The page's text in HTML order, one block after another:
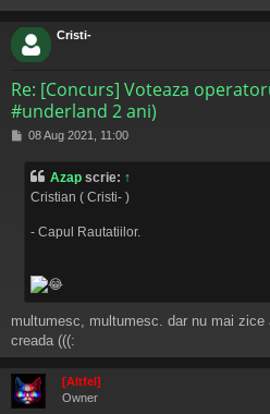
j
Cristi-
Re: [Concurs] Voteaza
#underland 2 ani)
M
08 Aug 2021, 11:00
Azap scrie: ↑
Cristian ( Cristi- )
- Capul Rautatiilor.
multumesc, multumesc. dar nu mai
creada (((:
[Altfel]
Owner